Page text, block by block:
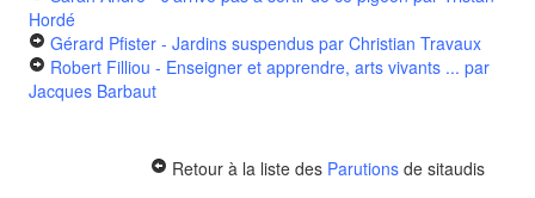
Hordé
Gérard Pfister - Jardins suspendus par Christian Travaux
Robert Filliou - Enseigner et apprendre, arts vivants ... par
Jacques Barbaut
Retour à la liste des Parutions de sitaudis